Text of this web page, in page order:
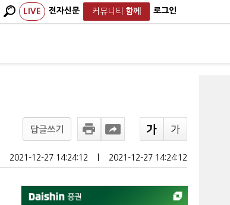
LIVE 전자신문 커뮤니티 함께 로그인
답글쓰기
2021-12-27 14:24:12 2021-12-27 14:24:12